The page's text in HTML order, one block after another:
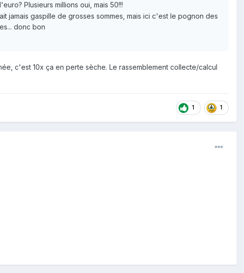
Plusieurs millions oui, mais 50!!!
gaspille de grosses sommes, mais ici c'est le pognon des
donc bon
c'est 10x ça en perte sèche. Le rassemblement collecte/calcul
1 1